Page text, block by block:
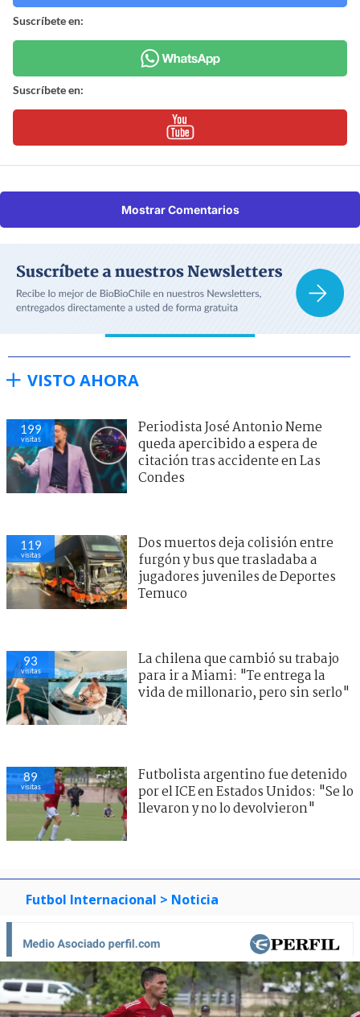
Suscríbete en:
Suscríbete en:
Mostrar Comentarios
VISTO AHORA
199
visitas
Periodista José Antonio Neme
queda apercibido a espera de
citación tras accidente en Las
Condes
119
visitas
Dos muertos deja colisión entre
furgón y bus que trasladaba a
jugadores juveniles de Deportes
Temuco
93
visitas
La chilena que cambió su trabajo
para ir a Miami: "Te entrega la
vida de millonario, pero sin serlo"
89
visitas
Futbolista argentino fue detenido
por el ICE en Estados Unidos: "Se lo
llevaron y no lo devolvieron"
Futbol Internacional > Noticia